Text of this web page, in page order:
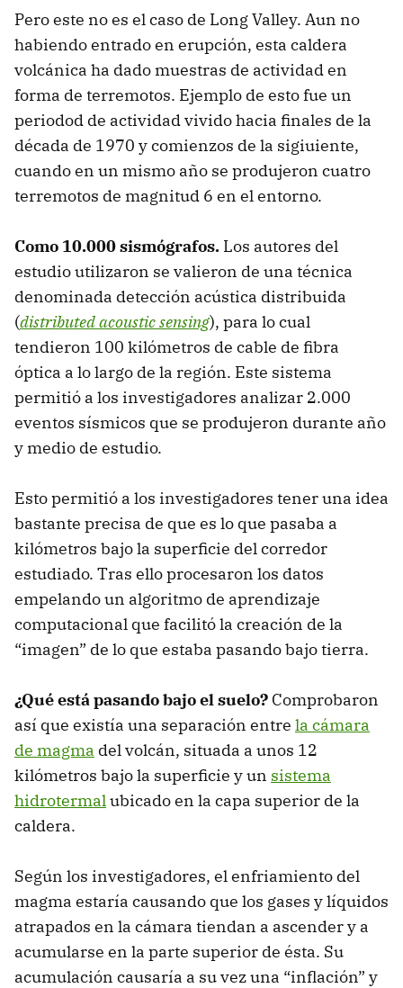
Pero este no es el caso de Long Valley. Aun no
habiendo entrado en erupción, esta caldera
volcánica ha dado muestras de actividad en
forma de terremotos. Ejemplo de esto fue un
periodod de actividad vivido hacia finales de la
década de 1970 y comienzos de la sigiuiente,
cuando en un mismo año se produjeron cuatro
terremotos de magnitud 6 en el entorno.
Como 10.000 sismógrafos. Los autores del
estudio utilizaron se valieron de una técnica
denominada detección acústica distribuida
(distributed acoustic sensing), para lo cual
tendieron 100 kilómetros de cable de fibra
óptica a lo largo de la región. Este sistema
permitió a los investigadores analizar 2.000
eventos sísmicos que se produjeron durante año
y medio de estudio.
Esto permitió a los investigadores tener una idea
bastante precisa de que es lo que pasaba a
kilómetros bajo la superficie del corredor
estudiado. Tras ello procesaron los datos
empelando un algoritmo de aprendizaje
computacional que facilitó la creación de la
“imagen” de lo que estaba pasando bajo tierra.
¿Qué está pasando bajo el suelo? Comprobaron
así que existía una separación entre la cámara
de magma del volcán, situada a unos 12
kilómetros bajo la superficie y un sistema
hidrotermalubicado en la capa superior de la
caldera.
Según los investigadores, el enfriamiento del
magma estaría causando que los gases y líquidos
atrapados en la cámara tiendan a ascender y a
acumularse en la parte superior de ésta. Su
acumulación causaría a su vez una “inflación” y